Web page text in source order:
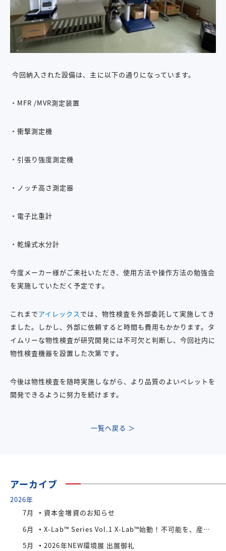
今回納入された設備は、主に以下の通りになっています。
・MFR /MVR測定装置
・衝撃測定機
・引張り強度測定機
・ノッチ高さ測定器
・電子比重計
・乾燥式水分計
今度メーカー様がご来社いただき、使用方法や操作方法の勉強会
を実施していただく予定です。
これまでアイレックス では、物性検査を外部委託して実施してき
ました。しかし、外部に依頼すると時間も費用もかかります。タ
イムリーな物性検査が研究開発には不可欠と判断し、今回社内に
物性検査機器を設置した次第です。
今後は物性検査を随時実施しながら、より品質のよいペレットを
開発できるように努力を続けます。
一覧へ戻る ＞
アーカイブ
2026年
7月
資本金増資のお知らせ
6月
X-Lab™ Series Vol.1 X-Lab™始動！不可能を、産業へ。
5月
2026年NEW環境展 出展御礼